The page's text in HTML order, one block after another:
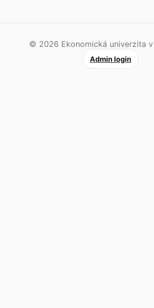
© 2026 Ekonomická univerzita
Admin login